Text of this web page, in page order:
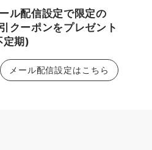
ル配信設定で限定の
クーポンをプレゼント
定期)
メール配信設定はこちら